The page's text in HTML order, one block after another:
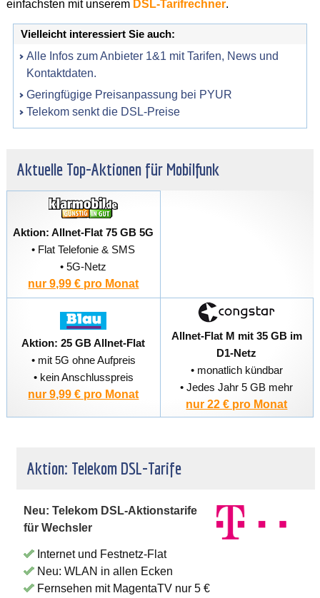
einfachsten mit unserem DSL-Tarifrechner.
Vielleicht interessiert Sie auch:
Alle Infos zum Anbieter 1&1 mit Tarifen, News und
Kontaktdaten.
Geringfügige Preisanpassung bei PYUR
Telekom senkt die DSL-Preise
Aktuelle Top-Aktionen für Mobilfunk
Aktion: Allnet-Flat 75 GB 5G
• Flat Telefonie & SMS
• 5G-Netz
nur 9,99 € pro Monat
Aktion: 25 GB Allnet-Flat
• mit 5G ohne Aufpreis
• kein Anschlusspreis
nur 9,99 € pro Monat
Allnet-Flat M mit 35 GB im
D1-Netz
• monatlich kündbar
• Jedes Jahr 5 GB mehr
nur 22 € pro Monat
Aktion: Telekom DSL-Tarife
Neu: Telekom DSL-Aktionstarife
für Wechsler
Internet und Festnetz-Flat
Neu: WLAN in allen Ecken
Fernsehen mit MagentaTV nur 5 €